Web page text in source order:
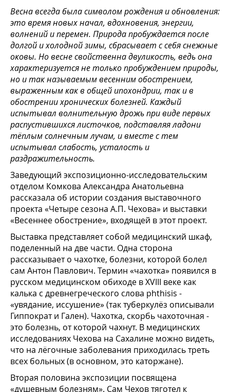
Весна всегда была символом рождения и обновления:
это время новых начал, вдохновения, энергии,
волнений и перемен. Природа пробуждается после
долгой и холодной зимы, сбрасывает с себя снежные
оковы. Но весне свойственна двуликость, ведь она
характеризуется не только пробуждением природы,
но и так называемым весенним обострением,
выраженным как в общей ипохондрии, так и в
обострении хронических болезней. Каждый
испытывал волнительную дрожь при виде первых
распустившихся листочков, подставляя ладони
тёплым солнечным лучам, и вместе с тем
испытывал слабость, усталость и
раздражительность.
Заведующий экспозиционно-исследовательским
отделом Комкова Александра Анатольевна
рассказала об истории создания выставочного
проекта «Четыре сезона А.П. Чехова» и выставки
«Весеннее обострение», входящей в этот проект.
Выставка представляет собой медицинский шкаф,
поделенный на две части. Одна сторона
рассказывает о чахотке, болезни, которой болел
сам Антон Павлович. Термин «чахотка» появился в
русском медицинском обиходе в XVIII веке как
калька с древнегреческого слова phthisis -
«увядание, иссушение» (так туберкулёз описывали
Гиппократ и Гален). Чахотка, скорбь чахоточная -
это болезнь, от которой чахнут. В медицинских
исследованиях Чехова на Сахалине можно видеть,
что на лёгочные заболевания приходилась треть
всех больных (в основном, это каторжане).
Вторая половина экспозиции посвящена
«душевным болезням». Сам Чехов тяготел к